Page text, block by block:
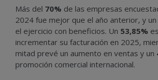
Más del 70% de las empresas
2024 fue mejor que el año anterior, y un
el ejercicio con beneficios. Un 53,85%
incrementar su facturación en 2025,
mitad prevé un aumento en ventas y un
promoción comercial internacional.